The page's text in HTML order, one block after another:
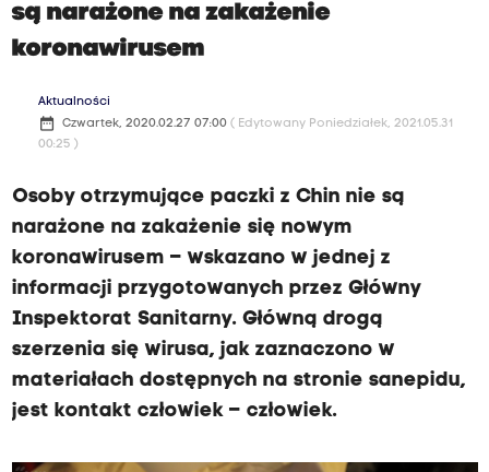
są narażone na zakażenie
koronawirusem
Aktualności
date_range Czwartek, 2020.02.27 07:00 ( Edytowany Poniedziałek, 2021.05.31
00:25 )
Osoby otrzymujące paczki z Chin nie są
narażone na zakażenie się nowym
koronawirusem – wskazano w jednej z
informacji przygotowanych przez Główny
Inspektorat Sanitarny. Główną drogą
szerzenia się wirusa, jak zaznaczono w
materiałach dostępnych na stronie sanepidu,
jest kontakt człowiek – człowiek.